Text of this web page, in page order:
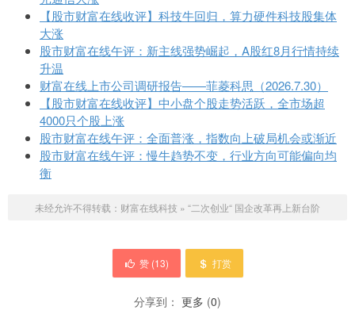
【股市财富在线收评】科技牛回归，算力硬件科技股集体
大涨
股市财富在线午评：新主线强势崛起，A股红8月行情持续
升温
财富在线上市公司调研报告——菲菱科思（2026.7.30）
【股市财富在线收评】中小盘个股走势活跃，全市场超
4000只个股上涨
股市财富在线午评：全面普涨，指数向上破局机会或渐近
股市财富在线午评：慢牛趋势不变，行业方向可能偏向均
衡
未经允许不得转载： 财富在线科技 » “二次创业“ 国企改革再上新台阶
赞 (13) 打赏
分享到： 更多 (0)